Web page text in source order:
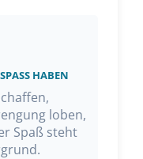
HABEN
loben,
Spaß steht